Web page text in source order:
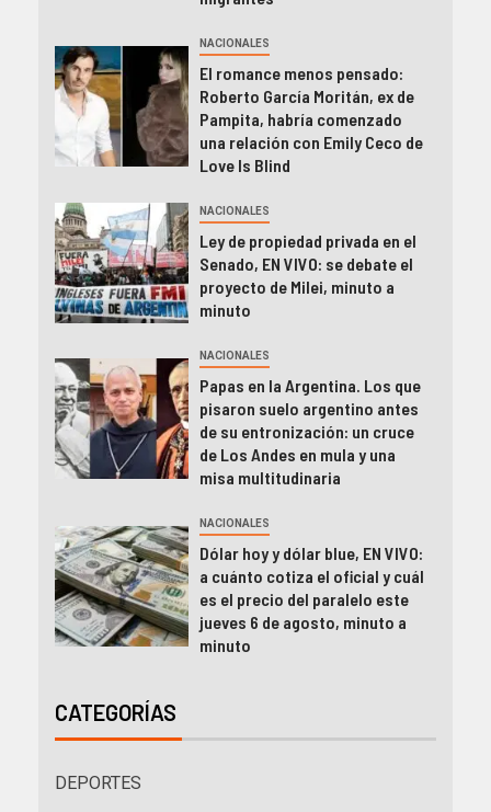
NACIONALES
El romance menos pensado:
Roberto García Moritán, ex de
Pampita, habría comenzado
una relación con Emily Ceco de
Love Is Blind
NACIONALES
Ley de propiedad privada en el
Senado, EN VIVO: se debate el
proyecto de Milei, minuto a
minuto
NACIONALES
Papas en la Argentina. Los que
pisaron suelo argentino antes
de su entronización: un cruce
de Los Andes en mula y una
misa multitudinaria
NACIONALES
Dólar hoy y dólar blue, EN VIVO:
a cuánto cotiza el oficial y cuál
es el precio del paralelo este
jueves 6 de agosto, minuto a
minuto
CATEGORÍAS
DEPORTES